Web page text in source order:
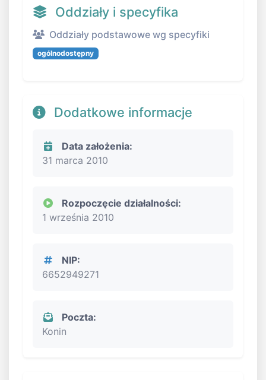
Oddziały i specyfika
Oddziały podstawowe wg specyfiki
ogólnodostępny
Dodatkowe informacje
Data założenia:
31 marca 2010
Rozpoczęcie działalności:
1 września 2010
NIP:
6652949271
Poczta:
Konin